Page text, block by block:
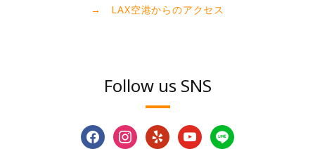
→ LAX空港からのアクセス
Follow us SNS
facebookinstagram
yelp youtubeline